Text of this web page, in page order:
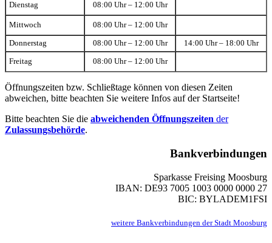
Dienstag 08:00 Uhr – 12:00 Uhr
Mittwoch 08:00 Uhr – 12:00 Uhr
Donnerstag 08:00 Uhr – 12:00 Uhr 14:00 Uhr – 18:00 Uhr
Freitag 08:00 Uhr – 12:00 Uhr
Öffnungszeiten bzw. Schließtage können von diesen Zeiten
abweichen, bitte beachten Sie weitere Infos auf der Startseite!
Bitte beachten Sie die abweichenden Öffnungszeiten der
Zulassungsbehörde.
Bankverbindungen
Sparkasse Freising Moosburg
IBAN: DE93 7005 1003 0000 0000 27
BIC: BYLADEM1FSI
weitere Bankverbindungen der Stadt Moosburg